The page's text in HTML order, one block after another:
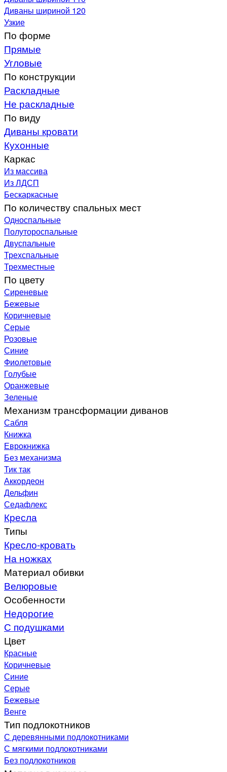
Диваны шириной 120
Узкие
По форме
Прямые
Угловые
По конструкции
Раскладные
Не раскладные
По виду
Диваны кровати
Кухонные
Каркас
Из массива
Из ЛДСП
Бескаркасные
По количеству спальных мест
Односпальные
Полутороспальные
Двуспальные
Трехспальные
Трехместные
По цвету
Сиреневые
Бежевые
Коричневые
Серые
Розовые
Синие
Фиолетовые
Голубые
Оранжевые
Зеленые
Механизм трансформации диванов
Сабля
Книжка
Еврокнижка
Без механизма
Тик так
Аккордеон
Дельфин
Седафлекс
Кресла
Типы
Кресло-кровать
На ножках
Материал обивки
Велюровые
Особенности
Недорогие
С подушками
Цвет
Красные
Коричневые
Синие
Серые
Бежевые
Венге
Тип подлокотников
С деревянными подлокотниками
С мягкими подлокотниками
Без подлокотников